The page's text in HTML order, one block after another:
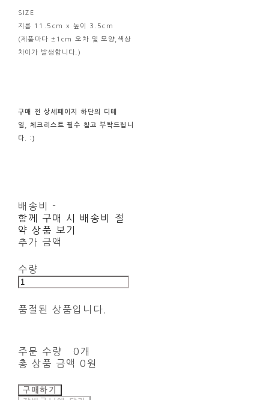
SIZE
지름 11.5cm x 높이 3.5cm
(제품마다 ±1cm 오차 및 모양,색상
차이가 발생합니다.)
구매 전 상세페이지 하단의 디테
일, 체크리스트 필수 참고 부탁드립니
다. :)
배송비 -
함께 구매 시 배송비 절
약 상품 보기
추가 금액
수량
품절된 상품입니다.
주문 수량
0개
총 상품 금액
0원
구매하기